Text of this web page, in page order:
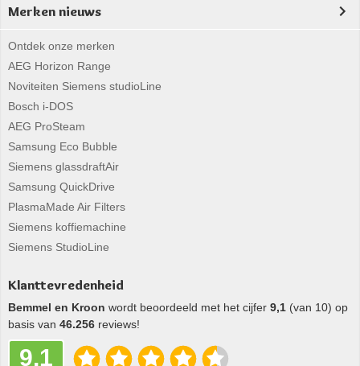
Merken nieuws
Ontdek onze merken
AEG Horizon Range
Noviteiten Siemens studioLine
Bosch i-DOS
AEG ProSteam
Samsung Eco Bubble
Siemens glassdraftAir
Samsung QuickDrive
PlasmaMade Air Filters
Siemens koffiemachine
Siemens StudioLine
Klanttevredenheid
Bemmel en Kroon wordt beoordeeld met het cijfer 9,1 (van 10) op
basis van 46.256 reviews!
9,1